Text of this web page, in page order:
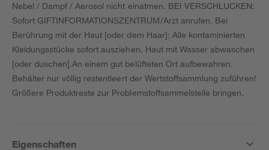
Nebel / Dampf / Aerosol nicht einatmen. BEI VERSCHLUCKEN:
Sofort GIFTINFORMATIONSZENTRUM/Arzt anrufen. Bei
Berührung mit der Haut [oder dem Haar]: Alle kontaminierten
Kleidungsstücke sofort ausziehen. Haut mit Wasser abwaschen
[oder duschen].An einem gut belüfteten Ort aufbewahren.
Behälter nur völlig restentleert der Wertstoffsammlung zuführen!
Größere Produktreste zur Problemstoffsammelstelle bringen.
Eigenschaften